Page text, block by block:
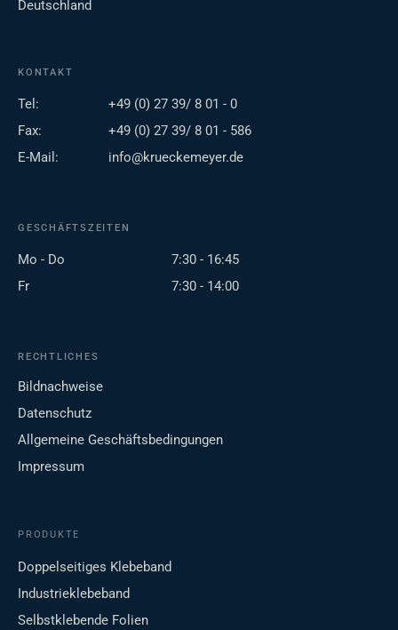
Deutschland
KONTAKT
Tel:
+49 (0) 27 39/ 8 01 - 0
Fax:
+49 (0) 27 39/ 8 01 - 586
E-Mail:
info@krueckemeyer.de
GESCHÄFTSZEITEN
Mo - Do
7:30 - 16:45
Fr
7:30 - 14:00
RECHTLICHES
Bildnachweise
Datenschutz
Allgemeine Geschäftsbedingungen
Impressum
PRODUKTE
Doppelseitiges Klebeband
Industrieklebeband
Selbstklebende Folien